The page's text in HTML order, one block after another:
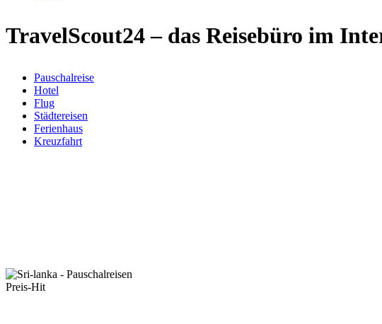
TravelScout24 – das Reisebüro im
Pauschalreise
Hotel
Flug
Städtereisen
Ferienhaus
Kreuzfahrt
Preis-Hit